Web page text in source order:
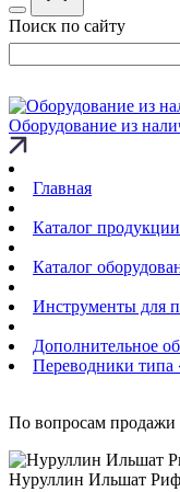
Поиск по сайту
Оборудование из
Главная
Каталог продукции
Каталог
Инструменты для
Дополнительное
Переводники
По вопросам продажи
Нуруллин Ильшат